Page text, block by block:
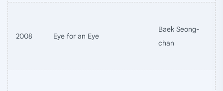
2008 Eye for an Eye
Baek Seong-
chan